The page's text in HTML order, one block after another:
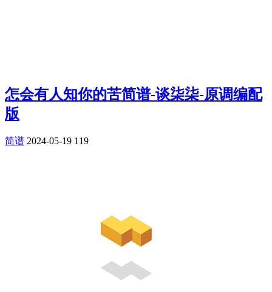
怎会有人知你的苦简谱-谈柒柒-原调编配
版
简谱 2024-05-19 119